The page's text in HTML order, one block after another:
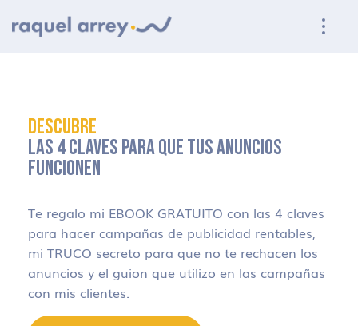
DESCUBRE
LAS 4 CLAVES PARA QUE TUS ANUNCIOS
FUNCIONEN
Te regalo mi EBOOK GRATUITO con las 4 claves
para hacer campañas de publicidad rentables,
mi TRUCO secreto para que no te rechacen los
anuncios y el guion que utilizo en las campañas
con mis clientes.